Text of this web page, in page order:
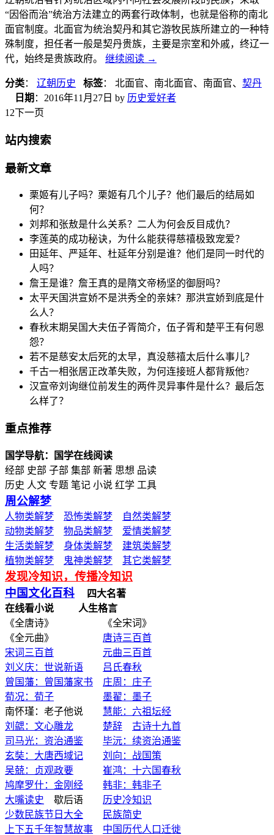
“因俗而治”统治方法建立的两套行政体制，也就是俗称的南北
面官制度。北面官为统治契丹和其它游牧民族所建立的一种特
殊制度，担任者一般是契丹贵族，主要是宗室和外戚，终辽一
代，始终是贵族政府。 继续阅读 →
分类： 辽朝历史 标签： 北面官、南北面官、南面官、 契丹
日期 ： 2016年11月27日 by 历史爱好者
1 2下一页
站内搜索
最新文章
栗姬有儿子吗？栗姬有几个儿子？他们最后的结局如
何？
刘邦和张敖是什么关系？二人为何会反目成仇？
李莲英的成功秘诀，为什么能获得慈禧极致宠爱？
田延年、严延年、杜延年分别是谁？他们是同一时代的
人吗？
詹王是谁？詹王真的是隋文帝杨坚的御厨吗？
太平天国洪宣娇不是洪秀全的亲妹？那洪宣娇到底是什
么人？
春秋末期吴国大夫伍子胥简介，伍子胥和楚平王有何恩
怨？
若不是慈安太后死的太早，真没慈禧太后什么事儿？
千古一相张居正改革失败，为何连接班人都背叛他?
汉宣帝刘询继位前发生的两件灵异事件是什么？最后怎
么样了？
重点推荐
国学导航：国学在线阅读
经部 史部 子部 集部 新著 思想 品读
历史 人文 专题 笔记 小说 红学 工具
周公解梦
人物类解梦 恐怖类解梦
自然类解梦
动物类解梦
物品类解梦
爱情类解梦
生活类解梦
身体类解梦
建筑类解梦
植物类解梦
鬼神类解梦 其它类解梦
发现冷知识，传播冷知识
中国文化百科
四大名著
在线看小说
人生格言
《全唐诗》 《全宋词》
《全元曲》 唐诗三百首
宋词三百首
元曲三百首
刘义庆：世说新语
吕氏春秋
曾国藩：曾国藩家书
庄周：庄子
荀况：荀子
墨翟：墨子
南怀瑾：老子他说 慧能：六祖坛经
刘勰：文心雕龙
楚辞
古诗十九首
司马光：资治通鉴
毕沅：续资治通鉴
玄奘：大唐西域记
刘向：战国策
吴兢：贞观政要
崔鸿：十六国春秋
鸠摩罗什：金刚经
韩非：韩非子
大嘴读史 歇后语 历史冷知识
少数民族节日大全
民族简史
上下五千年智慧故事
中国历代人口迁徙